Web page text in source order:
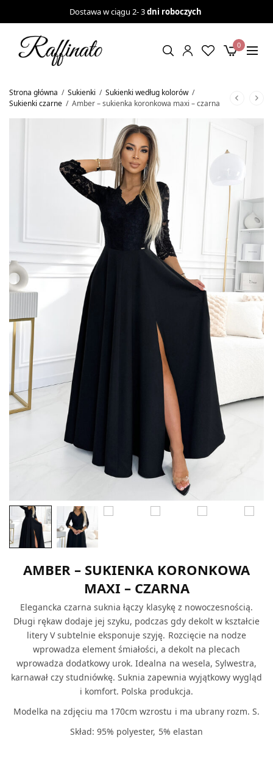
Dostawa w ciągu 2- 3dni roboczych
0
Strona główna / Sukienki / Sukienki według kolorów /
Sukienki czarne / Amber – sukienka koronkowa maxi – czarna
AMBER – SUKIENKA KORONKOWA
MAXI – CZARNA
Elegancka czarna suknia łączy klasykę z nowoczesnością.
Długi rękaw dodaje jej szyku, podczas gdy dekolt w kształcie
litery V subtelnie eksponuje szyję. Rozcięcie na nodze
wprowadza element śmiałości, a dekolt na plecach
wprowadza dodatkowy urok. Idealna na wesela, Sylwestra,
karnawał czy studniówkę. Suknia zapewnia wyjątkowy wygląd
i komfort. Polska produkcja.
Modelka na zdjęciu ma 170cm wzrostu i ma ubrany rozm. S.
Skład: 95% polyester, 5% elastan